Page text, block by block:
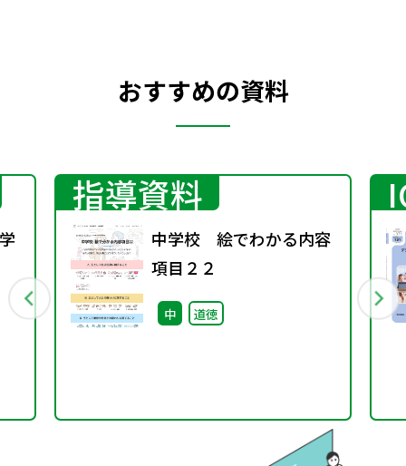
おすすめの資料
指導資料
中学校 絵でわかる内容
項目２２
中 道徳